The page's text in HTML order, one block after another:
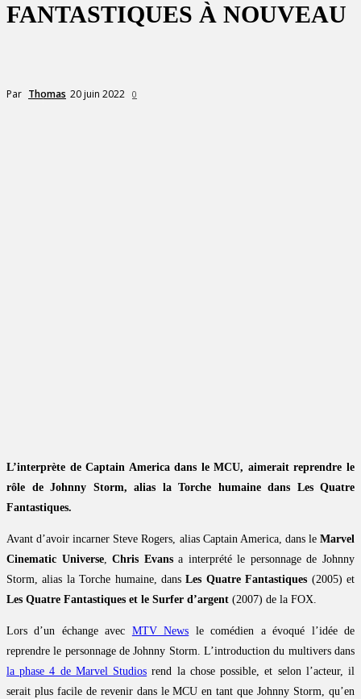
FANTASTIQUES À NOUVEAU
Par Thomas 20 juin 2022 0
L’interprète de Captain America dans le MCU, aimerait reprendre le
rôle de Johnny Storm, alias la Torche humaine dans Les Quatre
Fantastiques.
Avant d’avoir incarner Steve Rogers, alias Captain America, dans le Marvel
Cinematic Universe,Chris Evansa interprété le personnage de Johnny
Storm, alias la Torche humaine, dansLes Quatre Fantastiques (2005) et
Les Quatre Fantastiques et le Surfer d’argent (2007) de la FOX.
Lors d’un échange avec MTV News le comédien a évoqué l’idée de
reprendre le personnage de Johnny Storm. L’introduction du multivers dans
la phase 4 de Marvel Studios rend la chose possible, et selon l’acteur, il
serait plus facile de revenir dans le MCU en tant que Johnny Storm, qu’en